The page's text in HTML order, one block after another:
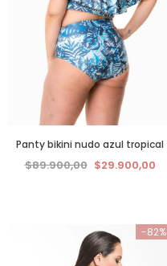
Panty bikini nudo azul tropical
$89.900,00 $29.900,00
-82%